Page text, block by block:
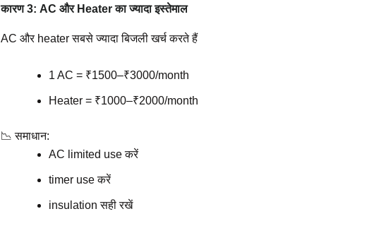
कारण 3: AC और Heater का ज्यादा इस्तेमाल
AC और heater सबसे ज्यादा बिजली खर्च करते हैं
1 AC = ₹1500–₹3000/month
Heater = ₹1000–₹2000/month
📉 समाधान:
AC limited use करें
timer use करें
insulation सही रखें